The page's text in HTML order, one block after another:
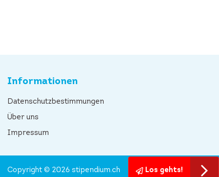
Informationen
Datenschutzbestimmungen
Über uns
Impressum
Los gehts!
Copyright © 2026 stipendium.ch